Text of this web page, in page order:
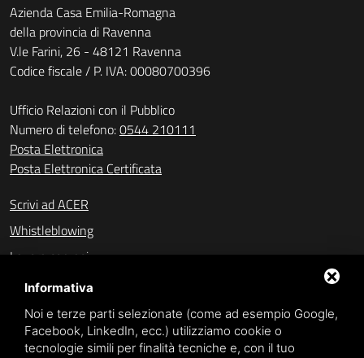
Azienda Casa Emilia-Romagna
della provincia di Ravenna
V.le Farini, 26 - 48121 Ravenna
Codice fiscale / P. IVA: 00080700396
Ufficio Relazioni con il Pubblico
Numero di telefono:0544 210111
Posta Elettronica
Posta Elettronica Certificata
Scrivi ad ACER
Whistleblowing
Lavora con noi
Amministrazione trasparente (fino al 31/10/2023)
Amministrazione trasparente (dal 01/11/2023)
Accesso civico
Informativa
Noi e terze parti selezionate (come ad esempio Google,
Facebook, LinkedIn, ecc.) utilizziamo cookie o
tecnologie simili per finalità tecniche e, con il tuo